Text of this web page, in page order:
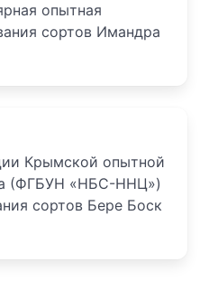
опытная
сортов Имандра
Крымской опытной
(ФГБУН «НБС-ННЦ»)
сортов Бере Боск